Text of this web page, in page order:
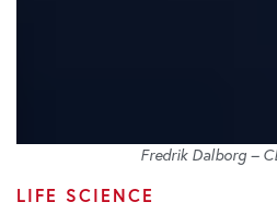
LIFE SCIENCE
Fredrik Dalborg –